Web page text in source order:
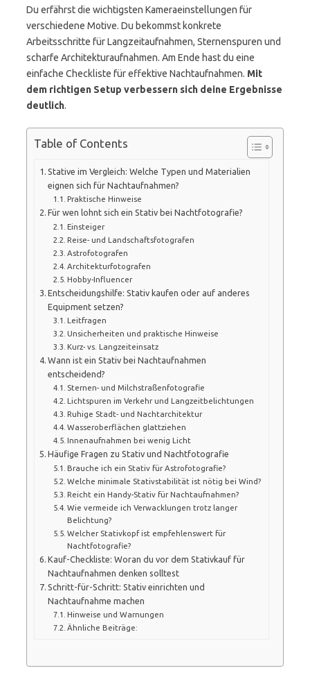
Du erfährst die wichtigsten Kameraeinstellungen für
verschiedene Motive. Du bekommst konkrete
Arbeitsschritte für Langzeitaufnahmen, Sternenspuren und
scharfe Architekturaufnahmen. Am Ende hast du eine
einfache Checkliste für effektive Nachtaufnahmen. Mit
dem richtigen Setup verbessern sich deine Ergebnisse
deutlich.
Table of Contents
Stative im Vergleich: Welche Typen und Materialien
eignen sich für Nachtaufnahmen?
Praktische Hinweise
Für wen lohnt sich ein Stativ bei Nachtfotografie?
Einsteiger
Reise- und Landschaftsfotografen
Astrofotografen
Architekturfotografen
Hobby-Influencer
Entscheidungshilfe: Stativ kaufen oder auf anderes
Equipment setzen?
Leitfragen
Unsicherheiten und praktische Hinweise
Kurz- vs. Langzeiteinsatz
Wann ist ein Stativ bei Nachtaufnahmen
entscheidend?
Sternen- und Milchstraßenfotografie
Lichtspuren im Verkehr und Langzeitbelichtungen
Ruhige Stadt- und Nachtarchitektur
Wasseroberflächen glattziehen
Innenaufnahmen bei wenig Licht
Häufige Fragen zu Stativ und Nachtfotografie
Brauche ich ein Stativ für Astrofotografie?
Welche minimale Stativstabilität ist nötig bei Wind?
Reicht ein Handy-Stativ für Nachtaufnahmen?
Wie vermeide ich Verwacklungen trotz langer
Belichtung?
Welcher Stativkopf ist empfehlenswert für
Nachtfotografie?
Kauf-Checkliste: Woran du vor dem Stativkauf für
Nachtaufnahmen denken solltest
Schritt-für-Schritt: Stativ einrichten und
Nachtaufnahme machen
Hinweise und Warnungen
Ähnliche Beiträge: